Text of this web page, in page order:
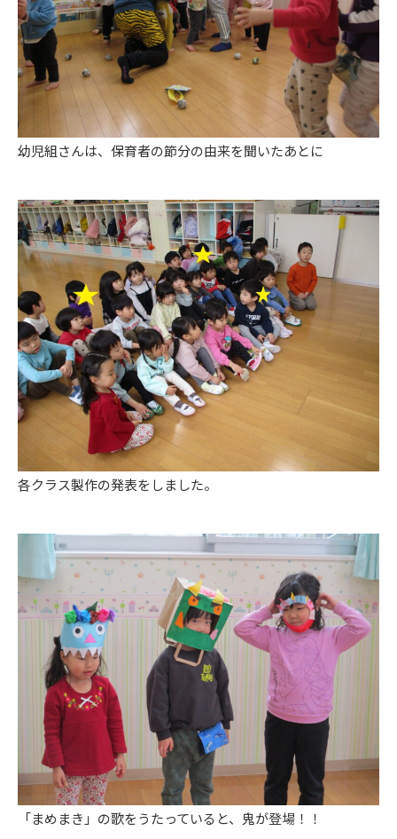
幼児組さんは、保育者の節分の由来を聞いたあとに
各クラス製作の発表をしました。
「まめまき」の歌をうたっていると、鬼が登場！！